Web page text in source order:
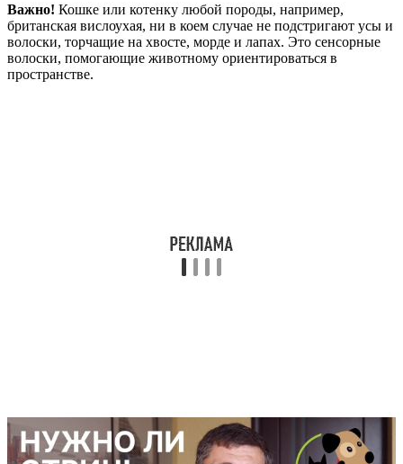
Важно! Кошке или котенку любой породы, например,
британская вислоухая, ни в коем случае не подстригают усы и
волоски, торчащие на хвосте, морде и лапах. Это сенсорные
волоски, помогающие животному ориентироваться в
пространстве.